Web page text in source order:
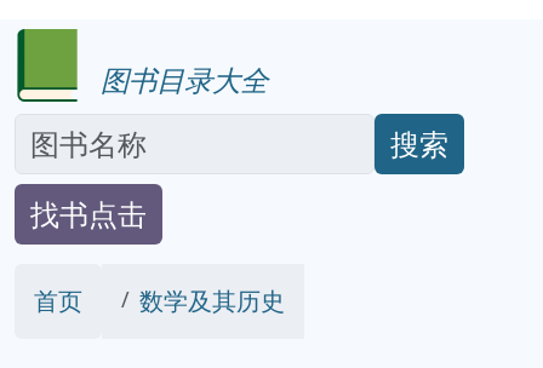
图书目录大全
搜索
找书点击
首页 数学及其历史